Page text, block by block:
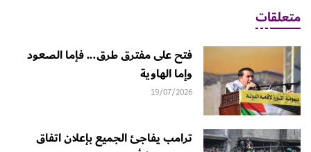
متعلقات
فتح على مفترق طرق... فإما الصعود
وإما الهاوية
19/07/2026
ترامب يفاجئ الجميع بإعلان اتفاق